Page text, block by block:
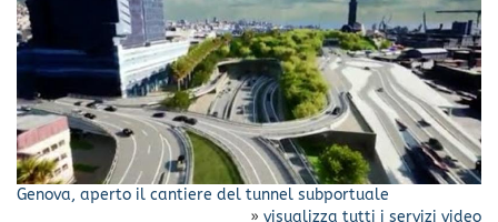
Genova, aperto il cantiere del tunnel subportuale
» visualizza tutti i servizi video